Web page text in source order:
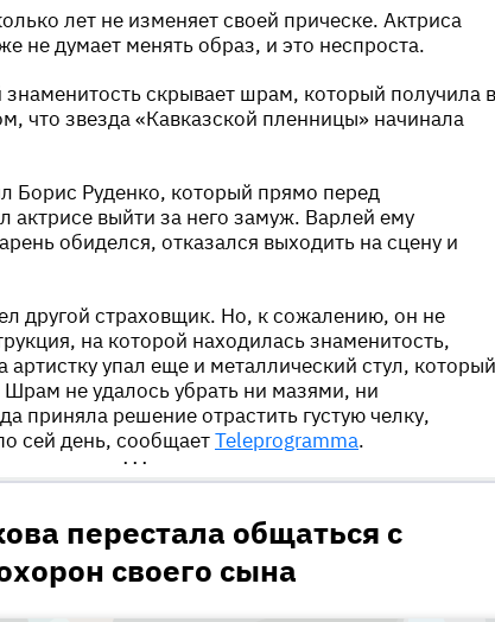
лет не изменяет своей прическе. Актриса
не думает менять образ, и это неспроста.
знаменитость скрывает шрам, который получила
что звезда «Кавказской пленницы» начинала
Борис Руденко, который прямо перед
актрисе выйти за него замуж. Варлей ему
обиделся, отказался выходить на сцену и
другой страховщик. Но, к сожалению, он не
на которой находилась знаменитость,
артистку упал еще и металлический стул, который
не удалось убрать ни мазями, ни
приняла решение отрастить густую челку,
сей день, сообщаетTeleprogramma.
•••
перестала общаться с
своего сына